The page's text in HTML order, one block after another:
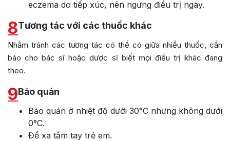
eczema do tiếp xúc, nên ngưng điều trị ngay.
8Tương tác với các thuốc khác
Nhằm tránh các tương tác có thể có giữa nhiều thuốc, cần
báo cho bác sĩ hoặc dược sĩ biết mọi điều trị khác đang
theo.
9Bảo quản
Bảo quản ở nhiệt độ dưới 30°C nhưng không dưới
0°C.
Để xa tầm tay trẻ em.